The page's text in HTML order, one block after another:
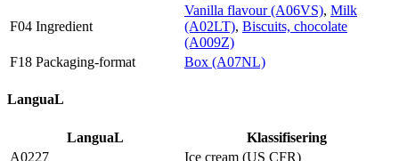
F04 Ingredient
Vanilla flavour (A06VS), Milk
(A02LT), Biscuits, chocolate
(A009Z)
F18 Packaging-format
Box (A07NL)
LanguaL
LanguaL
Klassifisering
A0227
Ice cream (US CFR)